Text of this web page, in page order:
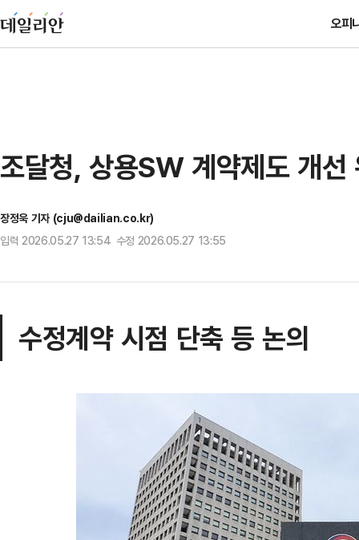
오피
조달청, 상용SW 계약제도 개선
장정욱 기자 (cju@dailian.co.kr)
입력 2026.05.27 13:54 수정 2026.05.27 13:55
수정계약 시점 단축 등 논의